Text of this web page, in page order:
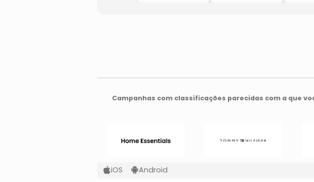
Campanhas com classificações parecidas com a que
iOS Android